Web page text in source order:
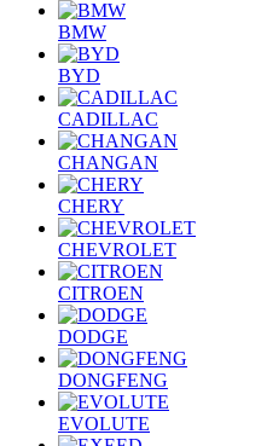
BMW
BYD
CADILLAC
CHANGAN
CHERY
CHEVROLET
CITROEN
DODGE
DONGFENG
EVOLUTE